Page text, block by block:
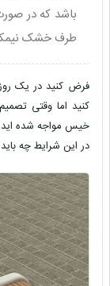
باشد که در
طرف خشک
فرض کنید در یک
کنید اما وقتی
خیس مواجه شده
در این شرایط چه